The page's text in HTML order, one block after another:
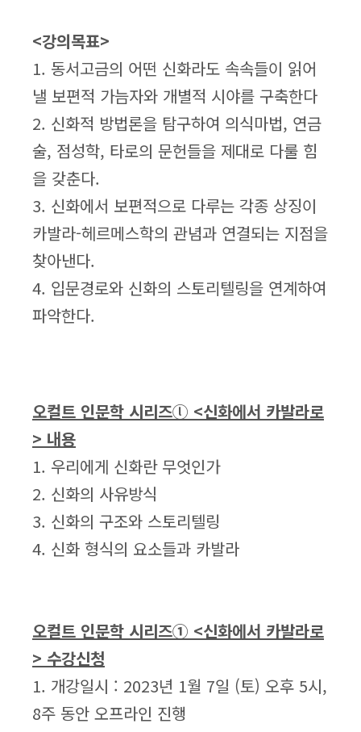
<강의목표>
1. 동서고금의 어떤 신화라도 속속들이 읽어
낼 보편적 가늠자와 개별적 시야를 구축한다
2. 신화적 방법론을 탐구하여 의식마법, 연금
술, 점성학, 타로의 문헌들을 제대로 다룰 힘
을 갖춘다.
3. 신화에서 보편적으로 다루는 각종 상징이
카발라-헤르메스학의 관념과 연결되는 지점을
찾아낸다.
4. 입문경로와 신화의 스토리텔링을 연계하여
파악한다.
오컬트 인문학 시리즈ⓛ <신화에서 카발라로
> 내용
1. 우리에게 신화란 무엇인가
2. 신화의 사유방식
3. 신화의 구조와 스토리텔링
4. 신화 형식의 요소들과 카발라
오컬트 인문학 시리즈① <신화에서 카발라로
> 수강신청
1. 개강일시 : 2023년 1월 7일 (토) 오후 5시,
8주 동안 오프라인 진행